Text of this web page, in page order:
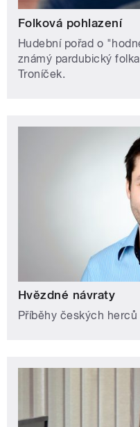
Folková pohlazení
Hudební pořad o
známý pardubický
Troníček.
Hvězdné návraty
Příběhy českých herců